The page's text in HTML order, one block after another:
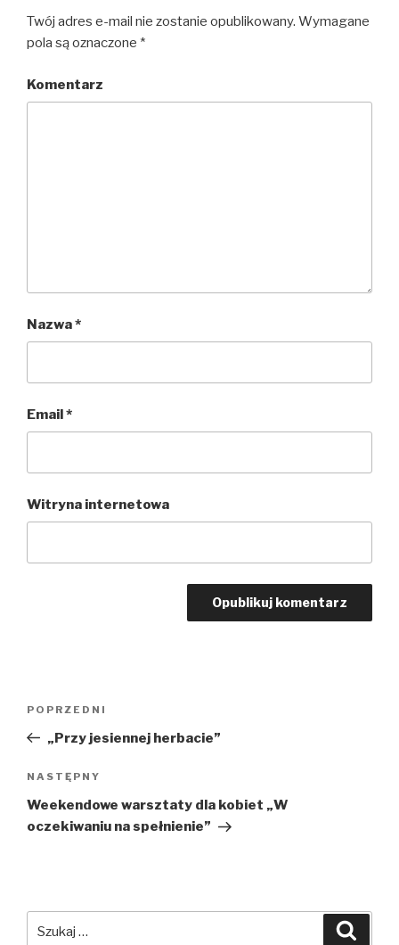
Twój adres e-mail nie zostanie opublikowany. Wymagane
pola są oznaczone *
Komentarz
Nazwa*
Email*
Witryna internetowa
Poprzedni
wpis
POPRZEDNI
„Przy jesiennej herbacie”
Następny
wpis
NASTĘPNY
Weekendowe warsztaty dla kobiet „W
oczekiwaniu na spełnienie”